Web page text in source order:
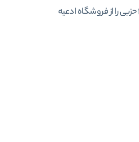
همچنین، با سلفون ویژه و جعبه چوبی زیبا، قرآن شما در امان خواهد بود. این فرصت را از دست ندهید و قرآن ۱۲۰ حزبی را از فروشگاه ادعیه